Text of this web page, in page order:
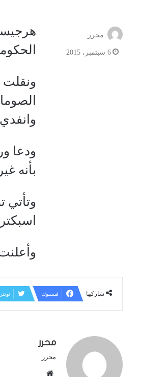
ونقلت
ودعا
بأنه
وتأتي
وأعلنت
محرر
6 سبتمبر، 2015
شاركها فيسبوك تويتر
محرر
محرر